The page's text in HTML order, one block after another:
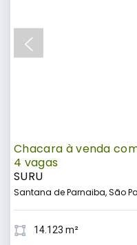
Chacara à venda
4 vagas
SURU
Santana de Parnaiba, São
14.123 m²